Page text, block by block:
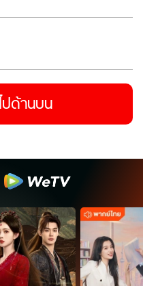
ปด้านบน